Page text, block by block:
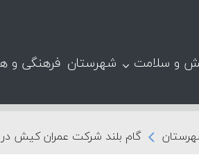
و سلامت شهرستان فرهنگی و
گام بلند شرکت عمران کیش